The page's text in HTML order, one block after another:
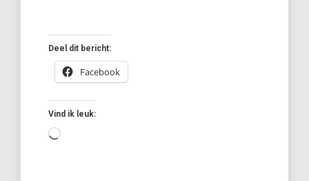
Deel dit bericht:
Facebook
Vind ik leuk:
Aan